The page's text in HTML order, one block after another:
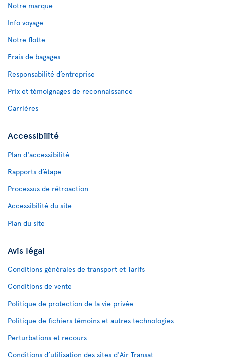
Notre marque
Info voyage
Notre flotte
Frais de bagages
Responsabilité d’entreprise
Prix et témoignages de reconnaissance
Carrières
Accessibilité
Plan d'accessibilité
Rapports d’étape
Processus de rétroaction
Accessibilité du site
Plan du site
Avis légal
Conditions générales de transport et Tarifs
Conditions de vente
Politique de protection de la vie privée
Politique de fichiers témoins et autres technologies
Perturbations et recours
Conditions d’utilisation des sites d'Air Transat